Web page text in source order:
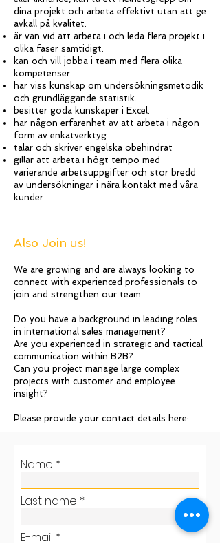
dina projekt och arbeta effektivt utan att ge
avkall på kvalitet.
är van vid att arbeta i och leda flera projekt i
olika faser samtidigt.
kan och vill jobba i team med flera olika
kompetenser
har viss kunskap om undersökningsmetodik
och grundläggande statistik.
besitter goda kunskaper i Excel.
har någon erfarenhet av att arbeta i någon
form av enkätverktyg
talar och skriver engelska obehindrat
gillar att arbeta i högt tempo med
varierande arbetsuppgifter och stor bredd
av undersökningar i nära kontakt med våra
kunder
Also Join us!
We are growing and are always looking to
connect with experienced professionals to
join and strengthen our team.
Do you have a background in leading roles
in international sales management?
Are you experienced in strategic and tactical
communication within B2B?
Can you project manage large complex
projects with customer and employee
insight?
Please provide your contact details here:
Name
Last name
E-mail